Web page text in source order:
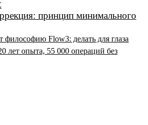
принцип минимального
философию Flow3: делать для глаза
лет опыта, 55 000 операций без